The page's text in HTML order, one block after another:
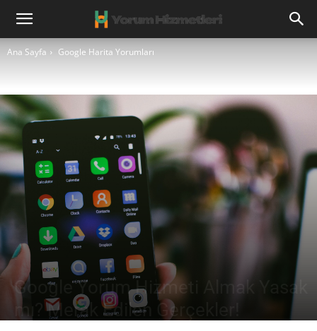
Ana Sayfa Google Harita Yorumları
Google Yorum Hizmeti Almak Yasak
mı? Merak Edilen Gerçekler!